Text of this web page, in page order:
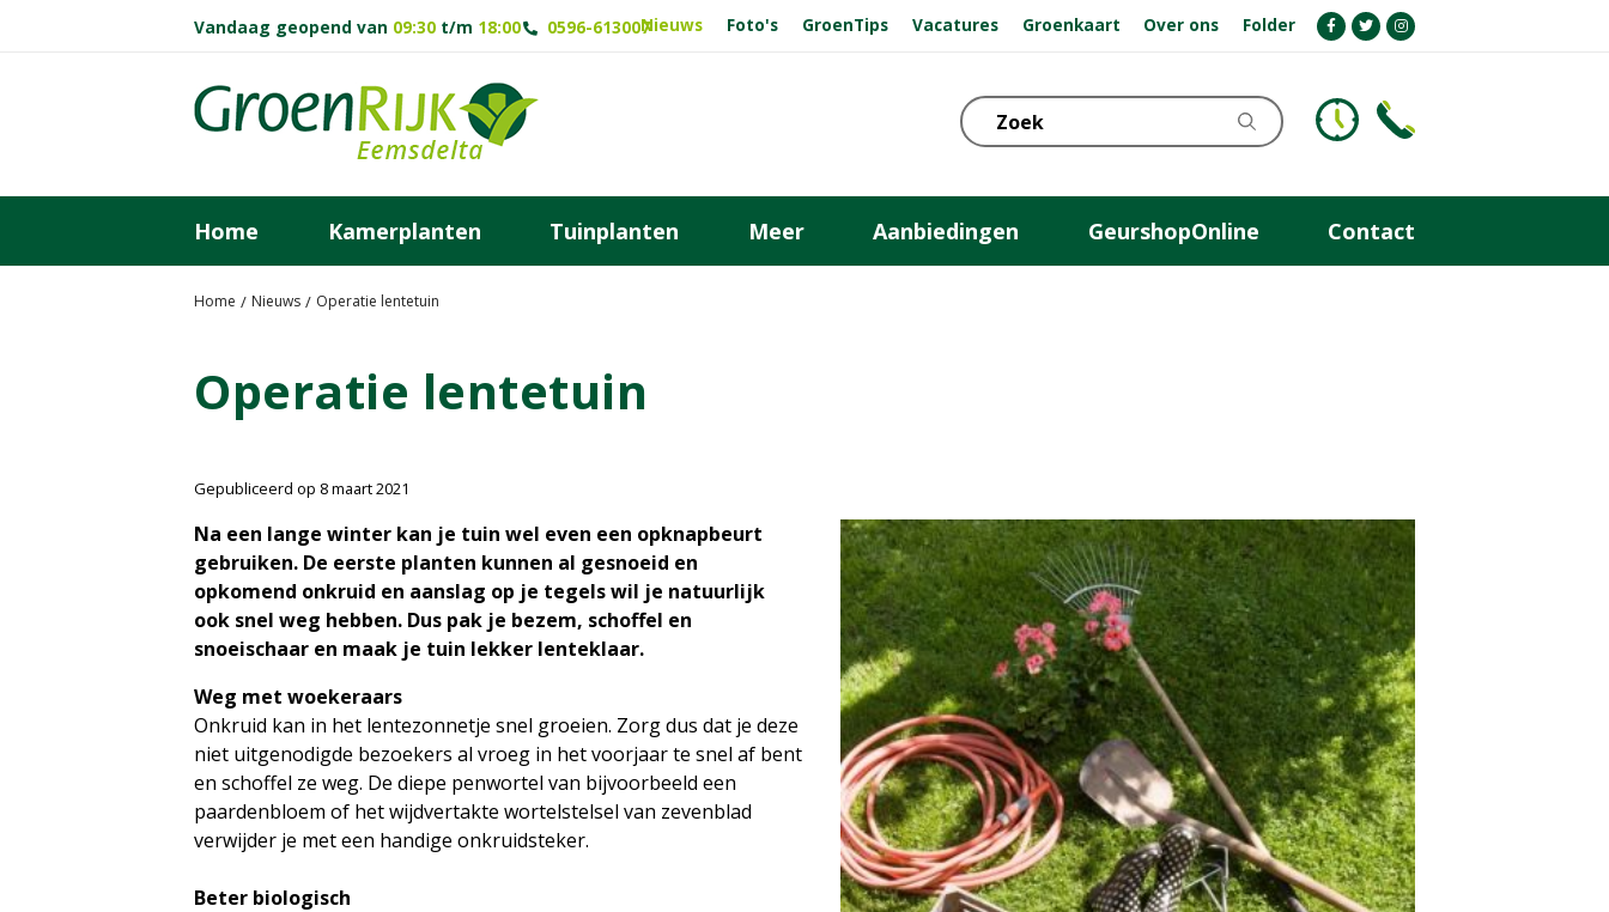
t
Home Nieuws Operatie lentetuin
Vandaag geopend van 09:30 t/m 18:00 0596-613007Nieuws Foto's GroenTips Vacatures Groenkaart Over ons Folder
Home Kamerplanten Tuinplanten Meer Aanbiedingen GeurshopOnline Contact
Operatie lentetuin
Gepubliceerd op 8 maart 2021
Na een lange winter kan je tuin wel even een opknapbeurt
gebruiken. De eerste planten kunnen al gesnoeid en
opkomend onkruid en aanslag op je tegels wil je natuurlijk
ook snel weg hebben. Dus pak je bezem, schoffel en
snoeischaar en maak je tuin lekker lenteklaar.
Weg met woekeraars
Onkruid kan in het lentezonnetje snel groeien. Zorg dus dat je deze
niet uitgenodigde bezoekers al vroeg in het voorjaar te snel af bent
en schoffel ze weg. De diepe penwortel van bijvoorbeeld een
paardenbloem of het wijdvertakte wortelstelsel van zevenblad
verwijder je met een handige onkruidsteker.
Beter biologisch